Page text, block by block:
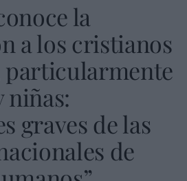
la
a los cristianos
particularmente
niñas:
graves de las
de